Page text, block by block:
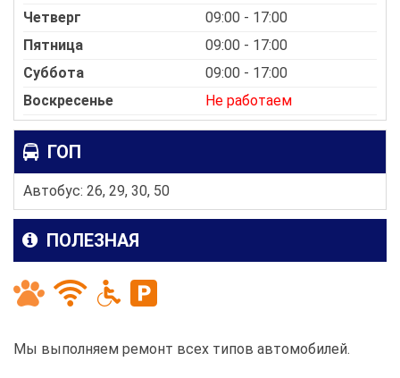
Четверг
09:00 - 17:00
Пятница
09:00 - 17:00
Суббота
09:00 - 17:00
Воскресенье
Не работаем
ГОП
Автобус: 26, 29, 30, 50
ПОЛЕЗНАЯ
Мы выполняем ремонт всех типов автомобилей.